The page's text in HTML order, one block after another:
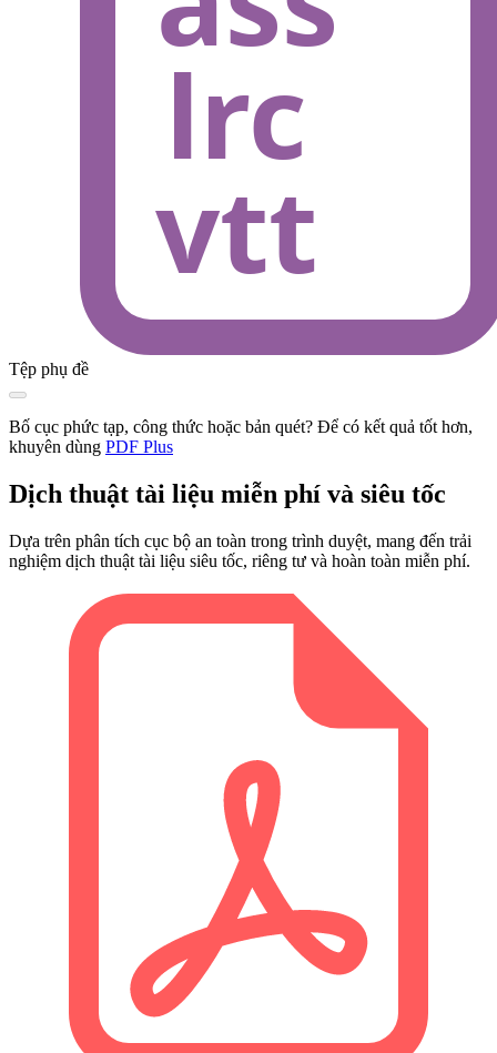
Tệp phụ đề
Bố cục phức tạp, công thức hoặc bản quét? Để có kết quả tốt hơn,
khuyên dùng PDF Plus
Dịch thuật tài liệu miễn phí và siêu tốc
Dựa trên phân tích cục bộ an toàn trong trình duyệt, mang đến trải
nghiệm dịch thuật tài liệu siêu tốc, riêng tư và hoàn toàn miễn phí.